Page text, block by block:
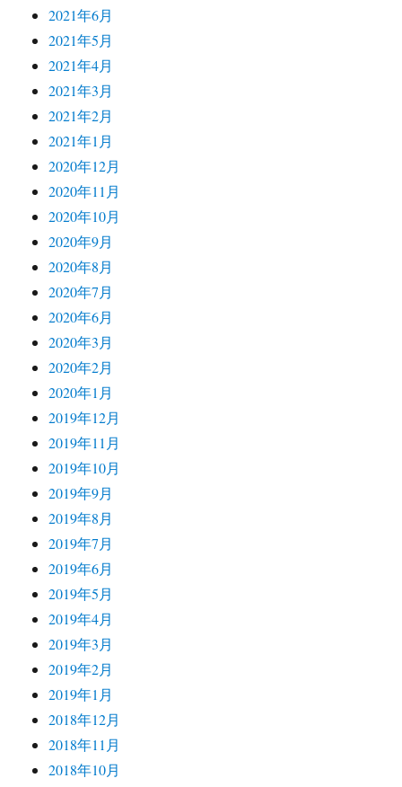
2021年6月
2021年5月
2021年4月
2021年3月
2021年2月
2021年1月
2020年12月
2020年11月
2020年10月
2020年9月
2020年8月
2020年7月
2020年6月
2020年3月
2020年2月
2020年1月
2019年12月
2019年11月
2019年10月
2019年9月
2019年8月
2019年7月
2019年6月
2019年5月
2019年4月
2019年3月
2019年2月
2019年1月
2018年12月
2018年11月
2018年10月